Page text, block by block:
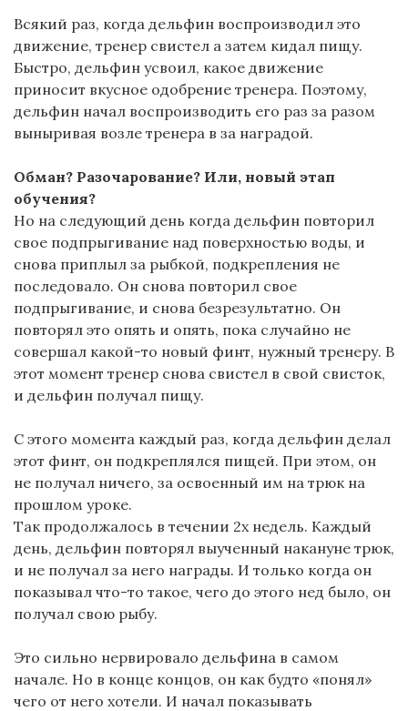
Всякий раз, когда дельфин воспроизводил это
движение, тренер свистел а затем кидал пищу.
Быстро, дельфин усвоил, какое движение
приносит вкусное одобрение тренера. Поэтому,
дельфин начал воспроизводить его раз за разом
выныривая возле тренера в за наградой.
Обман? Разочарование? Или, новый этап
обучения?
Но на следующий день когда дельфин повторил
свое подпрыгивание над поверхностью воды, и
снова приплыл за рыбкой, подкрепления не
последовало. Он снова повторил свое
подпрыгивание, и снова безрезультатно. Он
повторял это опять и опять, пока случайно не
совершал какой-то новый финт, нужный тренеру. В
этот момент тренер снова свистел в свой свисток,
и дельфин получал пищу.
С этого момента каждый раз, когда дельфин делал
этот финт, он подкреплялся пищей. При этом, он
не получал ничего, за освоенный им на трюк на
прошлом уроке.
Так продолжалось в течении 2х недель. Каждый
день, дельфин повторял выученный накануне трюк,
и не получал за него награды. И только когда он
показывал что-то такое, чего до этого нед было, он
получал свою рыбу.
Это сильно нервировало дельфина в самом
начале. Но в конце концов, он как будто «понял»
чего от него хотели. И начал показывать